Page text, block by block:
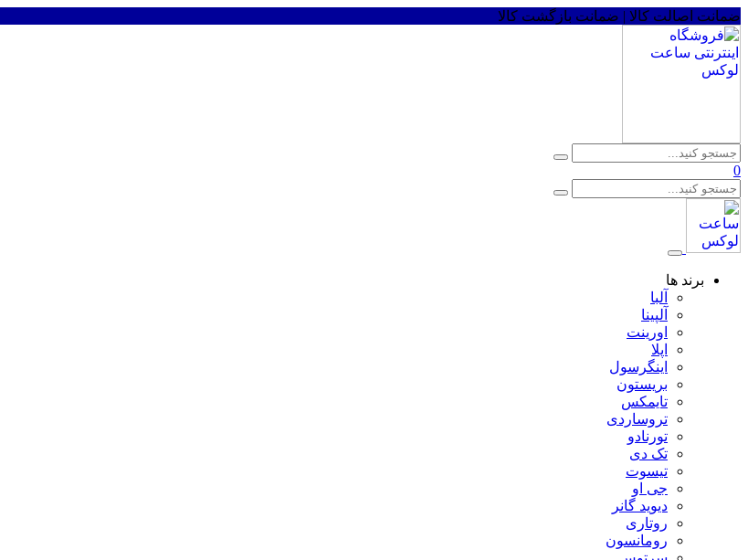
ضمانت اصالت کالا | ضمانت بازگشت کالا
0
برند ها
آلبا
آلپینا
اورینت
اپلا
اینگرسول
بریستون
تایمکس
تروساردی
تورنادو
تک دی
تیسوت
جی او
دیوید گانر
روتاری
رومانسون